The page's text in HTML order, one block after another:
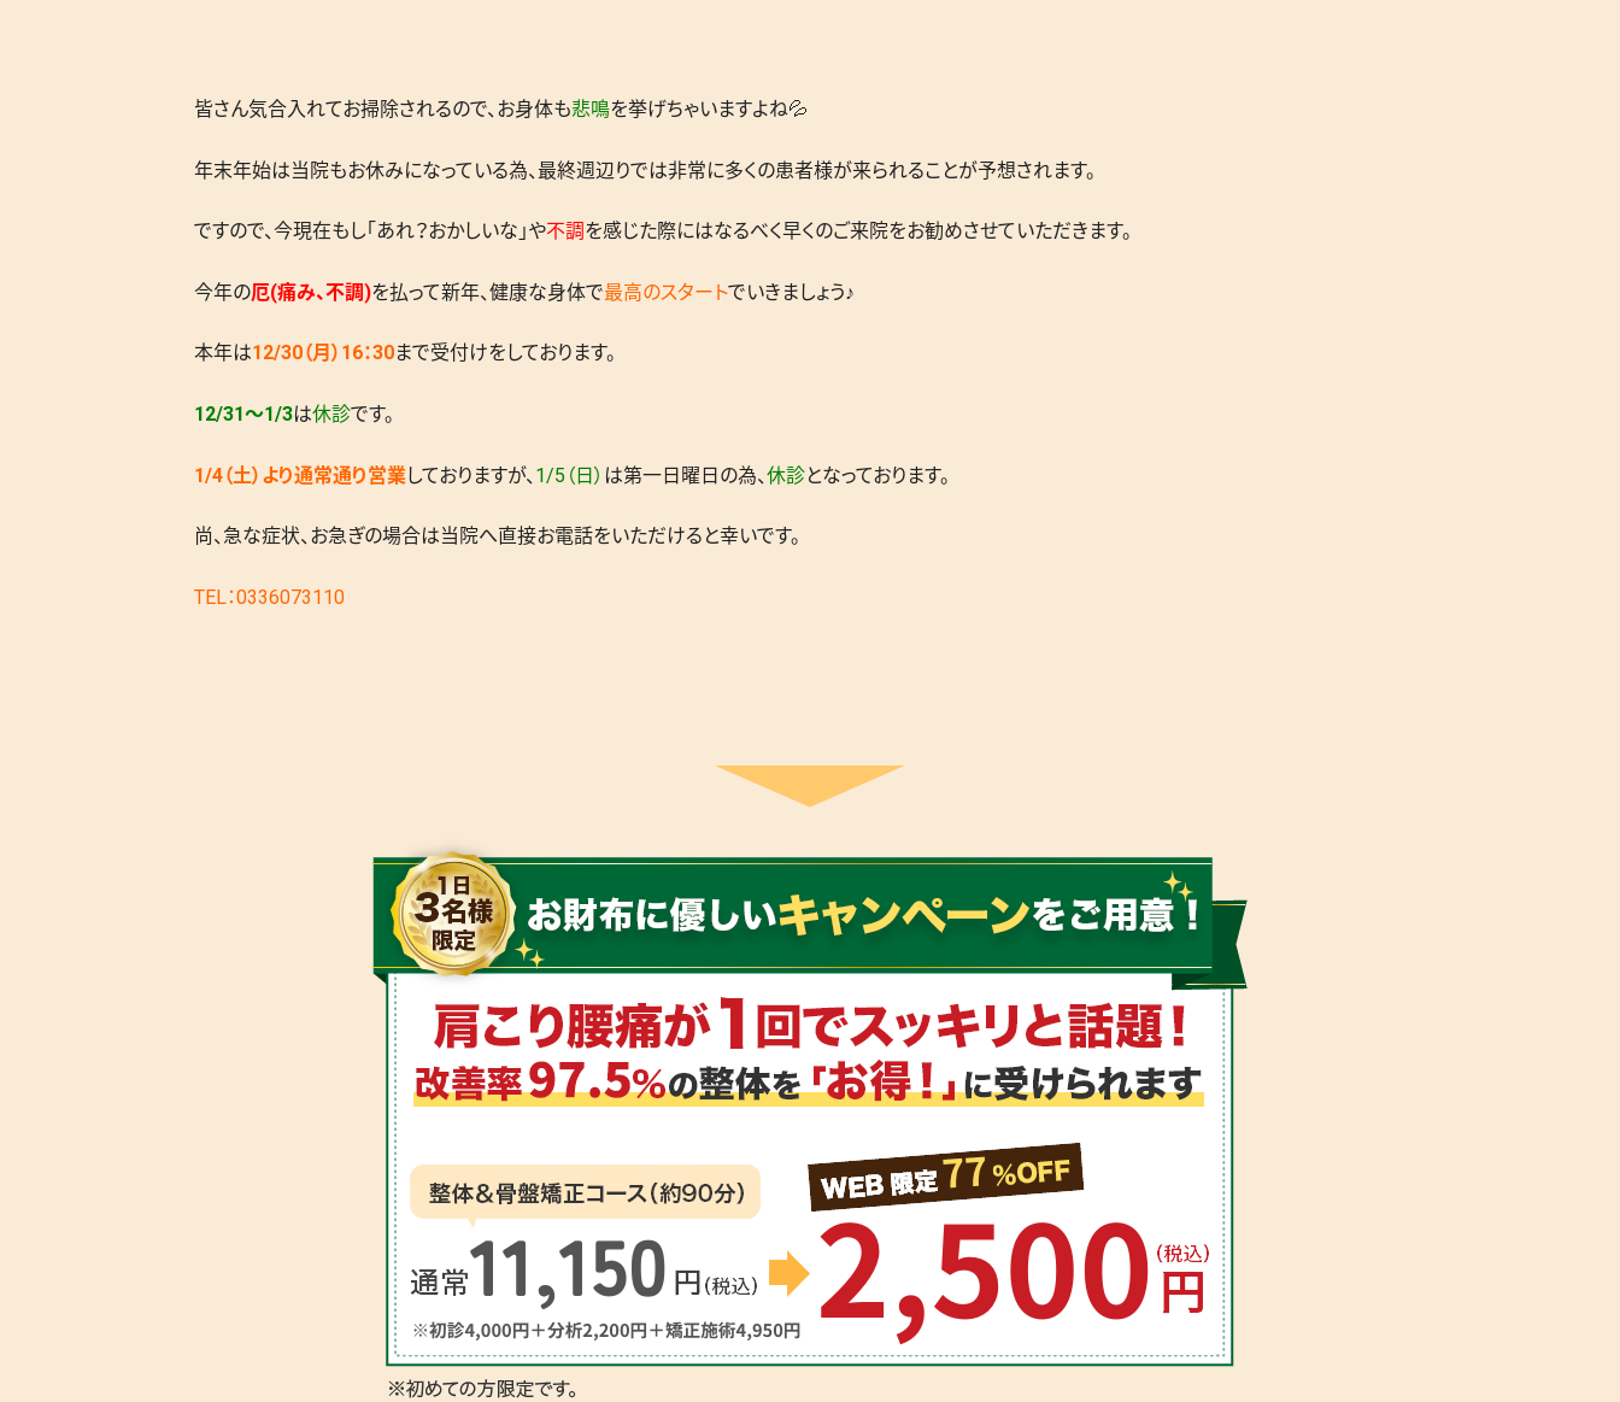
皆さん気合入れてお掃除されるので、お身体も悲鳴を挙げちゃいますよね💦
年末年始は当院もお休みになっている為、最終週辺りでは非常に多くの患者様が来られることが予想されます。
ですので、今現在もし「あれ？おかしいな」や不調 を感じた際にはなるべく早くのご来院をお勧めさせていただきます。
今年の厄(痛み、不調)を払って新年、健康な身体で最高のスタートでいきましょう♪
本年は12/30（月）16：30まで受付けをしております。
12/31～1/3は休診です。
1/4（土）より通常通り営業しておりますが、 1/5（日） は第一日曜日の為、 休診となっております。
尚、急な症状、お急ぎの場合は当院へ直接お電話をいただけると幸いです。
TEL：0336073110